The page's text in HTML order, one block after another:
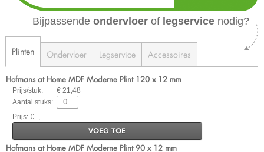
Bijpassende ondervloer of legservice nodig?
Plinten Ondervloer Legservice Accessoires
Hofmans at Home MDF Moderne Plint 120 x 12 mm
Prijs/stuk:
€ 21,48
Aantal stuks:
Prijs: € -,--
VOEG TOE
Hofmans at Home MDF Moderne Plint 90 x 12 mm